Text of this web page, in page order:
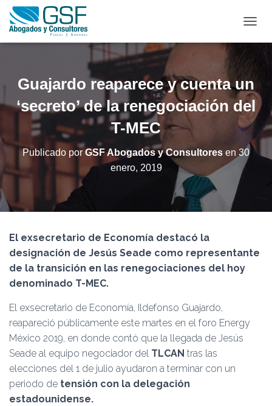
A
A
R
M
O
O
C
Guajardo reaparece y cuenta un
‘secreto’ de la renegociación del
T-MEC
Publicado por GSF Abogados y Consultores en 30
enero, 2019
El exsecretario de Economía destacó la
designación de Jesús Seade como representante
de la transición en las renegociaciones del hoy
denominado T-MEC.
El exsecretario de Economía, Ildefonso Guajardo,
reapareció públicamente este martes en el foro Energy
México 2019, en donde contó que la llegada de Jesús
Seade al equipo negociador del TLCAN tras las
elecciones del 1 de julio ayudaron a terminar con un
periodo de tensión con la delegación
estadounidense.